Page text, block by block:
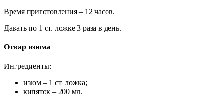
Время приготовления – 12 часов.
Давать по 1 ст. ложке 3 раза в день.
Отвар изюма
Ингредиенты:
изюм – 1 ст. ложка;
кипяток – 200 мл.